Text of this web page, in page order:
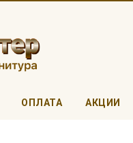
ОПЛАТА АКЦИИ